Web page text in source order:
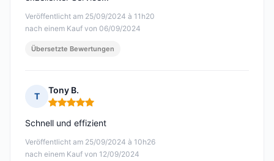
Veröffentlicht am 25/09/2024 à 11h20
nach einem Kauf von 06/09/2024
Übersetzte Bewertungen
T
Tony B.
Hinweis: 5 von 5
Veröffentlicht am 25/09/2024 à 10h26
nach einem Kauf von 12/09/2024
Schnell und effizient